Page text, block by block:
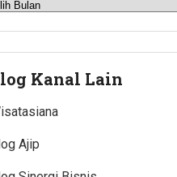
Kanal Lain
Ajip